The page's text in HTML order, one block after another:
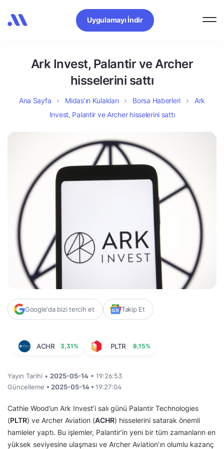
Uygulamayı İndir
Ark Invest, Palantir ve Archer
hisselerini sattı
Ana Sayfa Midas’ın Kulakları Borsa Haberleri
Ark
Invest, Palantir ve Archer hisselerini sattı
Google'da bizi tercih et Takip Et
ACHR 3,31% PLTR 8,15%
Yayın Tarihi • 2025-05-14 • 19:26:53
Güncelleme • 2025-05-14 • 19:27:04
Cathie Wood’un Ark Invest’i salı günü Palantir Technologies
(PLTR) ve Archer Aviation (ACHR) hisselerini satarak önemli
hamleler yaptı. Bu işlemler, Palantir’in yeni bir tüm zamanların en
yüksek seviyesine ulaşması ve Archer Aviation’ın olumlu kazanç